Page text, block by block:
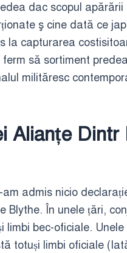
dac scopul
ş cine dată ce
la capturarea
să sortiment
milităresc
Alianțe Dintr
admis nicio
Blythe. În unele țări,
bec-oficiale.
totuși limbi oficiale